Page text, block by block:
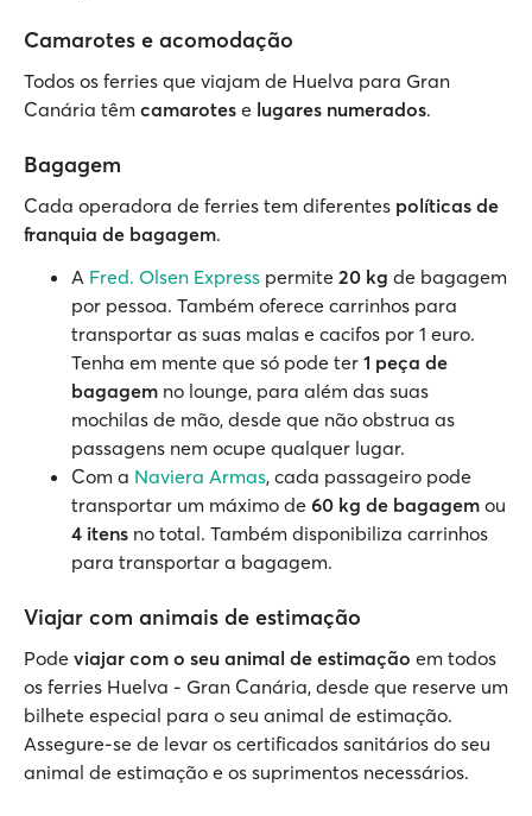
Camarotes e acomodação
Todos os ferries que viajam de Huelva para Gran
Canária têm camarotes e lugares numerados.
Bagagem
Cada operadora de ferries tem diferentes políticas de
franquia de bagagem.
A Fred. Olsen Express permite 20 kg de bagagem
por pessoa. Também oferece carrinhos para
transportar as suas malas e cacifos por 1 euro.
Tenha em mente que só pode ter 1 peça de
bagagem no lounge, para além das suas
mochilas de mão, desde que não obstrua as
passagens nem ocupe qualquer lugar.
Com a Naviera Armas, cada passageiro pode
transportar um máximo de 60 kg de bagagem ou
4 itens no total. Também disponibiliza carrinhos
para transportar a bagagem.
Viajar com animais de estimação
Pode viajar com o seu animal de estimação em todos
os ferries Huelva - Gran Canária, desde que reserve um
bilhete especial para o seu animal de estimação.
Assegure-se de levar os certificados sanitários do seu
animal de estimação e os suprimentos necessários.